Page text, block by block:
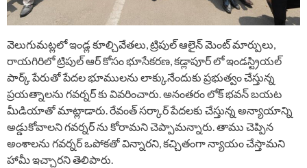
వెలుగుమట్లలో ఇండ్ల కూల్చివేతలు, ట్రిపుల్ ఆలైన్ మెంట్ మార్పులు,
రాయగిరిలో ట్రిపుల్ ఆర్ కోసం భూసేకరణ, కడ్లాపూర్ లో ఇండస్ట్రియల్
పార్క్ పేరుతో పేదల భూములను లాక్కునేందుకు ప్రభుత్వం చేస్తున్న
ప్రయత్నాలను గవర్నర్ కు వివరించారు. అనంతరం లోక్ భవన్ బయట
మీడియాతో మాట్లాడారు. రేవంత్ సర్కార్ పేదలకు చేస్తున్న అన్యాయాన్ని
అడ్డుకోవాలని గవర్నర్ ను కోరామని చెప్పామన్నారు. తాము చెప్పిన
అంశాలను గవర్నర్ ఒపోకతో విన్నారని, కచ్చితంగా న్యాయం చేస్తామని
హామీ ఇచ్చారని తెలిపారు.